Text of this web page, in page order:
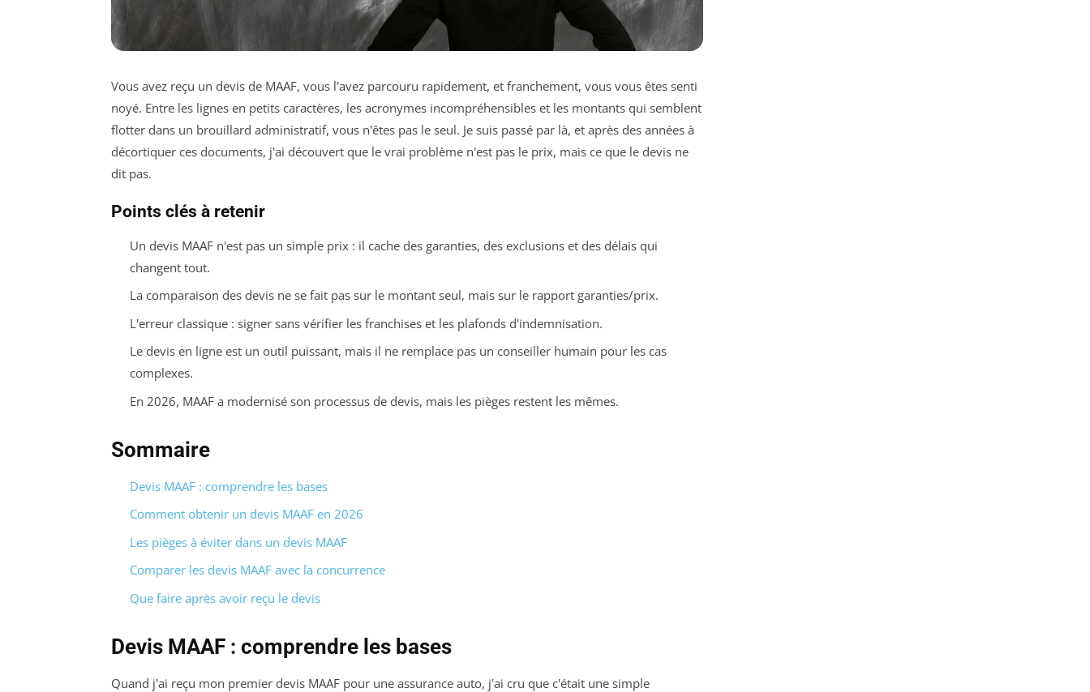
Vous avez reçu un devis de MAAF, vous l'avez parcouru rapidement, et franchement, vous vous êtes senti
noyé. Entre les lignes en petits caractères, les acronymes incompréhensibles et les montants qui semblent
flotter dans un brouillard administratif, vous n'êtes pas le seul. Je suis passé par là, et après des années à
décortiquer ces documents, j'ai découvert que le vrai problème n'est pas le prix, mais ce que le devis ne
dit pas.
Points clés à retenir
Un devis MAAF n'est pas un simple prix : il cache des garanties, des exclusions et des délais qui
changent tout.
La comparaison des devis ne se fait pas sur le montant seul, mais sur le rapport garanties/prix.
L'erreur classique : signer sans vérifier les franchises et les plafonds d'indemnisation.
Le devis en ligne est un outil puissant, mais il ne remplace pas un conseiller humain pour les cas
complexes.
En 2026, MAAF a modernisé son processus de devis, mais les pièges restent les mêmes.
Sommaire
Devis MAAF : comprendre les bases
Comment obtenir un devis MAAF en 2026
Les pièges à éviter dans un devis MAAF
Comparer les devis MAAF avec la concurrence
Que faire après avoir reçu le devis
Devis MAAF : comprendre les bases
Quand j'ai reçu mon premier devis MAAF pour une assurance auto, j'ai cru que c'était une simple